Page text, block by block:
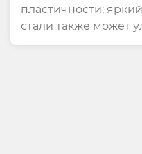
Приборов
пластичности;
стали также может